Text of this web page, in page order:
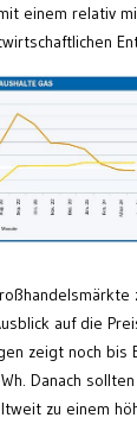
einem relativ
auf die
zeigt noch bis
Danach sollten
zu einem